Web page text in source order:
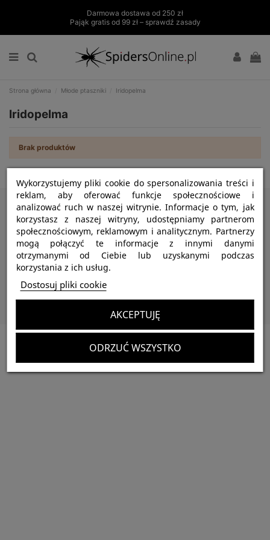
Darmowa dostawa od 250 zł
Pająk gratis od 99 zł – sprawdź zasady
Strona główna Młode ptaszniki Iridopelma
Iridopelma
Brak produktów
Informacje
Strefa klienta
Kontakt
Wykorzystujemy pliki cookie do spersonalizowania treści i
reklam, aby oferować funkcje społecznościowe i
analizować ruch w naszej witrynie. Informacje o tym, jak
korzystasz z naszej witryny, udostępniamy partnerom
społecznościowym, reklamowym i analitycznym. Partnerzy
mogą połączyć te informacje z innymi danymi
otrzymanymi od Ciebie lub uzyskanymi podczas
korzystania z ich usług.
Dostosuj pliki cookie
ODRZUĆ WSZYSTKO
AKCEPTUJĘ
Subskrybuj